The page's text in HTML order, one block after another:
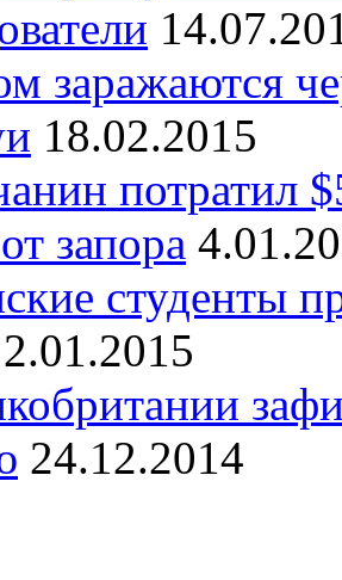
заражаются
18.02.2015
потратил
запора
студенты
2.01.2015
24.12.2014